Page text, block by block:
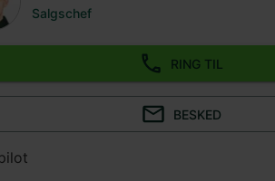
Salgschef
RING TIL
BESKED